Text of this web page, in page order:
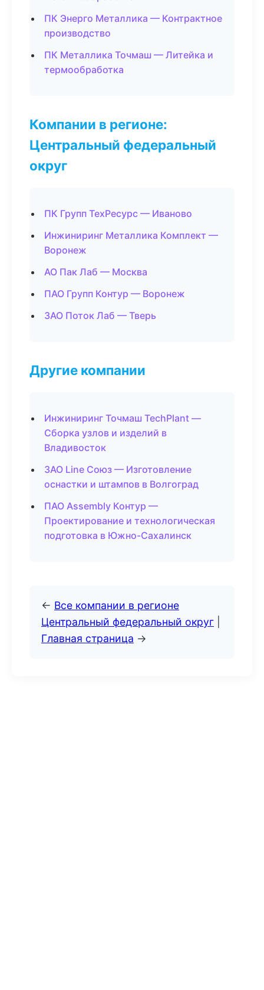
ПК Энерго Металлика — Контрактное
производство
ПК Металлика Точмаш — Литейка и
термообработка
Компании в регионе:
Центральный федеральный
округ
ПК Групп ТехРесурс — Иваново
Инжиниринг Металлика Комплект —
Воронеж
АО Пак Лаб — Москва
ПАО Групп Контур — Воронеж
ЗАО Поток Лаб — Тверь
Другие компании
Инжиниринг Точмаш TechPlant —
Сборка узлов и изделий в
Владивосток
ЗАО Line Союз — Изготовление
оснастки и штампов в Волгоград
ПАО Assembly Контур —
Проектирование и технологическая
подготовка в Южно-Сахалинск
← Все компании в регионе
Центральный федеральный округ
Главная страница →